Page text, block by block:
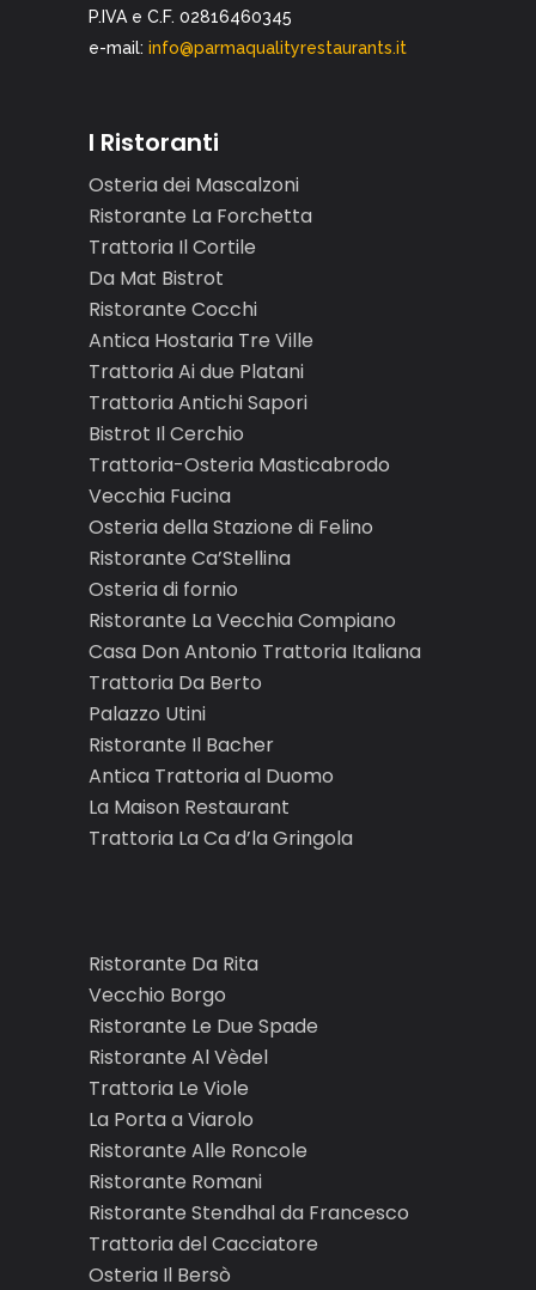
P.IVA e C.F. 02816460345
e-mail: info@parmaqualityrestaurants.it
I Ristoranti
Osteria dei Mascalzoni
Ristorante La Forchetta
Trattoria Il Cortile
Da Mat Bistrot
Ristorante Cocchi
Antica Hostaria Tre Ville
Trattoria Ai due Platani
Trattoria Antichi Sapori
Bistrot Il Cerchio
Trattoria-Osteria Masticabrodo
Vecchia Fucina
Osteria della Stazione di Felino
Ristorante Ca’Stellina
Osteria di fornio
Ristorante La Vecchia Compiano
Casa Don Antonio Trattoria Italiana
Trattoria Da Berto
Palazzo Utini
Ristorante Il Bacher
Antica Trattoria al Duomo
La Maison Restaurant
Trattoria La Ca d’la Gringola
Ristorante Da Rita
Vecchio Borgo
Ristorante Le Due Spade
Ristorante Al Vèdel
Trattoria Le Viole
La Porta a Viarolo
Ristorante Alle Roncole
Ristorante Romani
Ristorante Stendhal da Francesco
Trattoria del Cacciatore
Osteria Il Bersò